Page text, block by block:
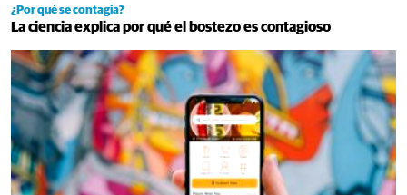
¿Por qué se contagia?
La ciencia explica por qué el bostezo es contagioso